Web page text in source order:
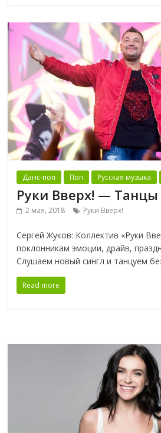
Данс-поп Поп Русская музыка
Руки Вверх! — Танцы
2 мая, 2018 Руки Вверх!
Сергей Жуков: Коллектив «Руки
поклонникам эмоции, драйв,
Слушаем новый сингл и танцуем
Read more